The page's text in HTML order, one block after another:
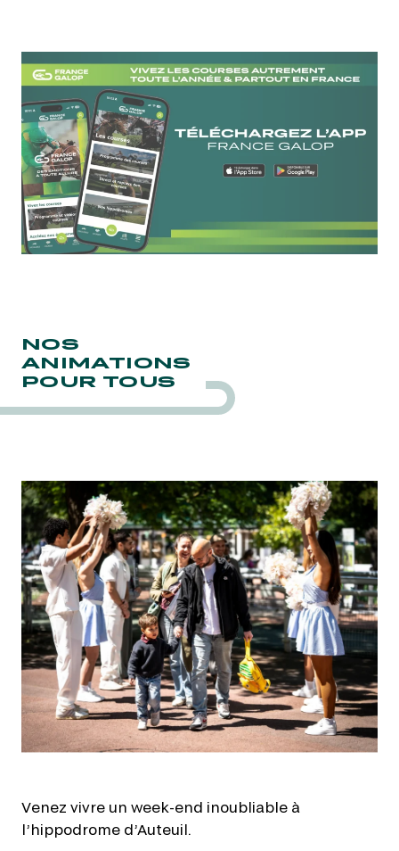
NOS
ANIMATIONS
POUR TOUS
Venez vivre un week-end inoubliable à
l’hippodrome d’Auteuil.